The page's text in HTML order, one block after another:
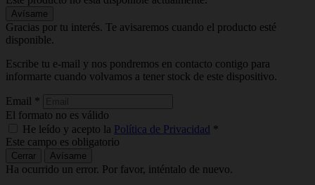
Avísame
Gracias por tu interés. Te avisaremos cuando el producto esté
disponible.
Escribe tu e-mail y nos pondremos en contacto contigo para
informarte cuando volvamos a tener stock de este dispositivo.
Email *
El formato no es válido
He leído y acepto la Política de Privacidad *
Este campo es obligatorio
Cerrar Avísame
Ha ocurrido un error. Por favor, inténtalo de nuevo.